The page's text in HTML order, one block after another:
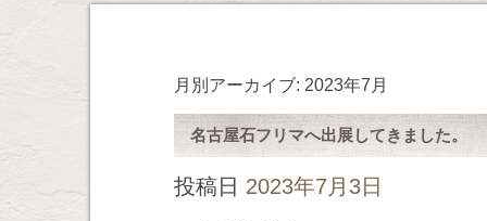
月別アーカイブ: 2023年7月
名古屋石フリマへ出展してきました。
投稿日 2023年7月3日